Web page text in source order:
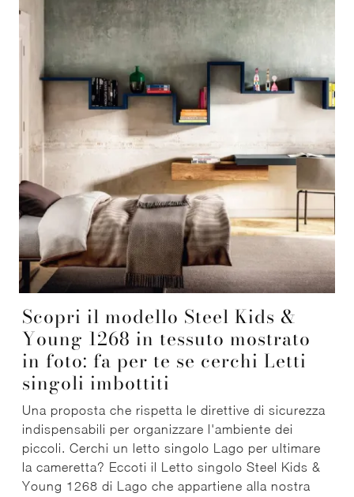
Scopri il modello Steel Kids &
Young 1268 in tessuto mostrato
in foto: fa per te se cerchi Letti
singoli imbottiti
Una proposta che rispetta le direttive di sicurezza
indispensabili per organizzare l'ambiente dei
piccoli. Cerchi un letto singolo Lago per ultimare
la cameretta? Eccoti il Letto singolo Steel Kids &
Young 1268 di Lago che appartiene alla nostra